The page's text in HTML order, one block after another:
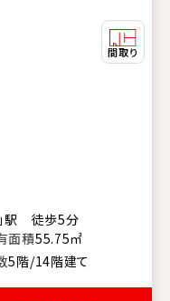
駅 徒歩5分
面積55.75㎡
5階/14階建て